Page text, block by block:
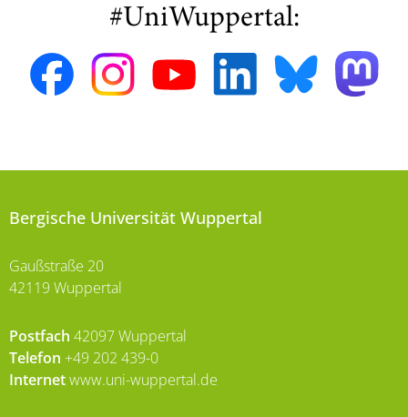
#UniWuppertal:
Bergische Universität Wuppertal
Gaußstraße 20
42119 Wuppertal
Postfach 42097 Wuppertal
Telefon +49 202 439-0
Internetwww.uni-wuppertal.de